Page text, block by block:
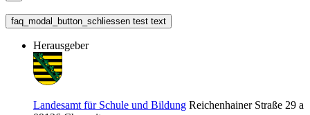
faq_modal_button_schliessen test text
Herausgeber
Landesamt für Schule und Bildung Reichenhainer Straße 29 a